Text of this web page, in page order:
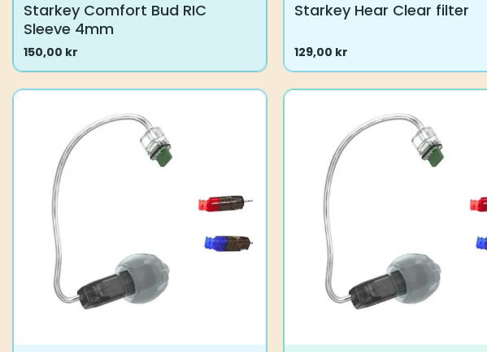
Starkey Comfort Bud RIC
Sleeve 4mm
150,00 kr
Starkey Hear Clear filter
129,00 kr